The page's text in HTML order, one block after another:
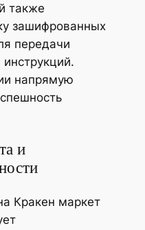
также
зашифрованных
передачи
напрямую
и
Кракен маркет